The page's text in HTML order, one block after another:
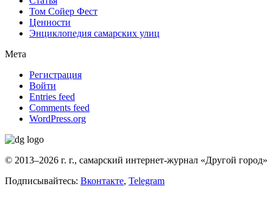
Том Сойер Фест
Ценности
Энциклопедия самарских улиц
Мета
Регистрация
Войти
Entries feed
Comments feed
WordPress.org
© 2013–2026 г. г., самарский интернет-журнал «Другой город»
Подписывайтесь: Вконтакте, Telegram